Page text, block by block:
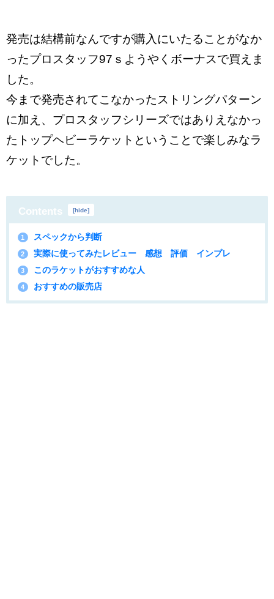
発売は結構前なんですが購入にいたることがなか
ったプロスタッフ97ｓようやくボーナスで買えま
した。
今まで発売されてこなかったストリングパターン
に加え、プロスタッフシリーズではありえなかっ
たトップヘビーラケットということで楽しみなラ
ケットでした。
Contents [hide]
1 スペックから判断
2 実際に使ってみたレビュー 感想 評価 インプレ
3 このラケットがおすすめな人
4 おすすめの販売店